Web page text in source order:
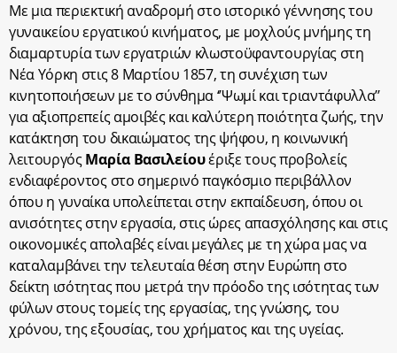
Με μια περιεκτική αναδρομή στο ιστορικό γέννησης του
γυναικείου εργατικού κινήματος, με μοχλούς μνήμης τη
διαμαρτυρία των εργατριών κλωστοϋφαντουργίας στη
Νέα Υόρκη στις 8 Μαρτίου 1857, τη συνέχιση των
κινητοποιήσεων με το σύνθημα ‘’Ψωμί και τριαντάφυλλα’’
για αξιοπρεπείς αμοιβές και καλύτερη ποιότητα ζωής, την
κατάκτηση του δικαιώματος της ψήφου, η κοινωνική
λειτουργόςΜαρία Βασιλείουέριξε τους προβολείς
ενδιαφέροντος στο σημερινό παγκόσμιο περιβάλλον
όπου η γυναίκα υπολείπεται στην εκπαίδευση, όπου οι
ανισότητες στην εργασία, στις ώρες απασχόλησης και στις
οικονομικές απολαβές είναι μεγάλες με τη χώρα μας να
καταλαμβάνει την τελευταία θέση στην Ευρώπη στο
δείκτη ισότητας που μετρά την πρόοδο της ισότητας των
φύλων στους τομείς της εργασίας, της γνώσης, του
χρόνου, της εξουσίας, του χρήματος και της υγείας.